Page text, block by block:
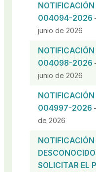
004094-2026
junio de 2026
004098-2026
junio de 2026
004997-2026
de 2026
NOTIFICACIÓN
SOLICITAR EL